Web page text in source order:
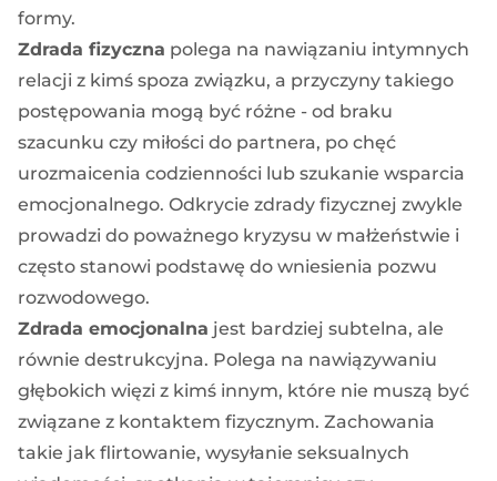
formy.
Zdrada fizyczna polega na nawiązaniu intymnych
relacji z kimś spoza związku, a przyczyny takiego
postępowania mogą być różne - od braku
szacunku czy miłości do partnera, po chęć
urozmaicenia codzienności lub szukanie wsparcia
emocjonalnego. Odkrycie zdrady fizycznej zwykle
prowadzi do poważnego kryzysu w małżeństwie i
często stanowi podstawę do wniesienia pozwu
rozwodowego.
Zdrada emocjonalna jest bardziej subtelna, ale
równie destrukcyjna. Polega na nawiązywaniu
głębokich więzi z kimś innym, które nie muszą być
związane z kontaktem fizycznym. Zachowania
takie jak flirtowanie, wysyłanie seksualnych